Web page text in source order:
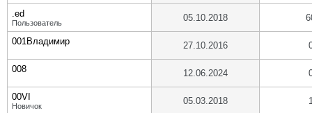
.ed
Пользователь 05.10.2018
001Владимир 27.10.2016
008 12.06.2024
00VI
Новичок 05.03.2018